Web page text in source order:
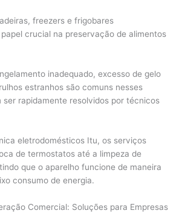
freezers e frigobares
crucial na preservação de alimentos
inadequado, excesso de gelo
estranhos são comuns nesses
ser rapidamente resolvidos por técnicos
eletrodomésticos Itu, os serviços
de termostatos até a limpeza de
que o aparelho funcione de maneira
consumo de energia.
Comercial: Soluções para Empresas